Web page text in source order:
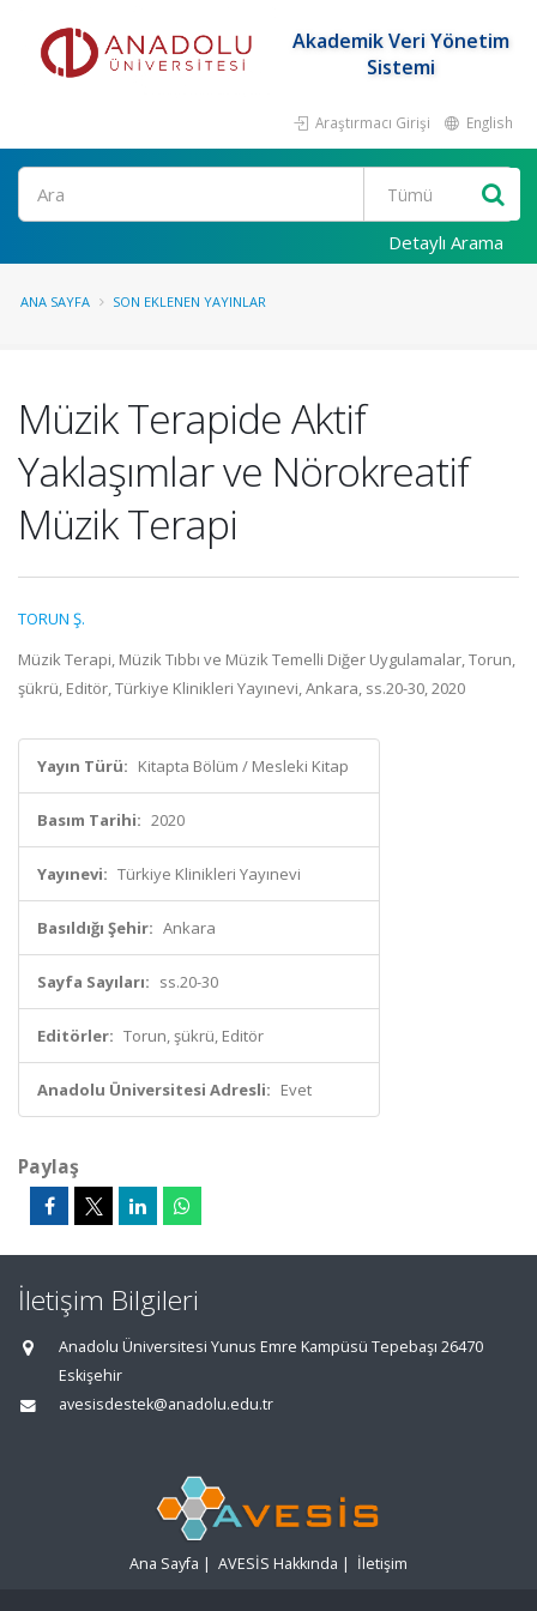
Akademik Veri Yönetim
Sistemi
Araştırmacı Girişi English
Ara
Detaylı Arama
ANA SAYFA SON EKLENEN YAYINLAR
Müzik Terapide Aktif
Yaklaşımlar ve Nörokreatif
Müzik Terapi
TORUN Ş.
Müzik Terapi, Müzik Tıbbı ve Müzik Temelli Diğer Uygulamalar, Torun,
şükrü, Editör, Türkiye Klinikleri Yayınevi, Ankara, ss.20-30, 2020
Yayın Türü: Kitapta Bölüm / Mesleki Kitap
Basım Tarihi: 2020
Yayınevi: Türkiye Klinikleri Yayınevi
Basıldığı Şehir: Ankara
Sayfa Sayıları: ss.20-30
Editörler: Torun, şükrü, Editör
Anadolu Üniversitesi Adresli: Evet
Paylaş
İletişim Bilgileri
Anadolu Üniversitesi Yunus Emre Kampüsü Tepebaşı 26470
Eskişehir
avesisdestek@anadolu.edu.tr
Ana Sayfa | AVESİS Hakkında | İletişim